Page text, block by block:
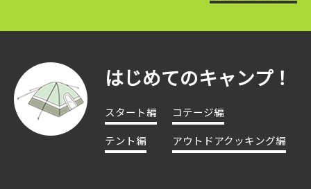
はじめてのキャンプ！
スタート編
コテージ編
テント編
アウトドアクッキング編